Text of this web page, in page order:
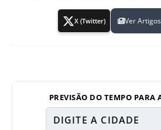
X (Twitter) Ver
PREVISÃO DO TEMPO PARA